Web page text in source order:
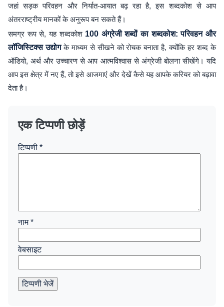
जहां सड़क परिवहन और निर्यात-आयात बढ़ रहा है, इस शब्दकोश से आप
अंतरराष्ट्रीय मानकों के अनुरूप बन सकते हैं।
समग्र रूप से, यह शब्दकोश 100 अंग्रेजी शब्दों का शब्दकोश: परिवहन और
लॉजिस्टिक्स उद्योगके माध्यम से सीखने को रोचक बनाता है, क्योंकि हर शब्द के
ऑडियो, अर्थ और उच्चारण से आप आत्मविश्वास से अंग्रेजी बोलना सीखेंगे। यदि
आप इस क्षेत्र में नए हैं, तो इसे आजमाएं और देखें कैसे यह आपके करियर को बढ़ावा
देता है।
एक टिप्पणी छोड़ें
टिप्पणी *
नाम*
वेबसाइट
टिप्पणी भेजें